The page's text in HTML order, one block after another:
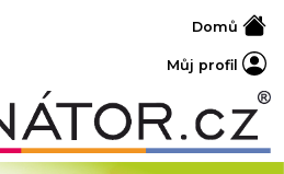
Domů
Můj profil